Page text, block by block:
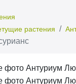
растения